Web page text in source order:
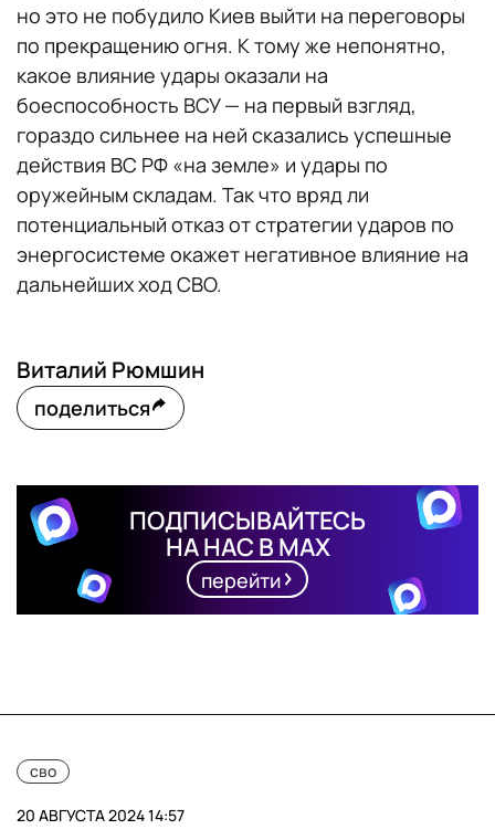
но это не побудило Киев выйти на переговоры
по прекращению огня. К тому же непонятно,
какое влияние удары оказали на
боеспособность ВСУ — на первый взгляд,
гораздо сильнее на ней сказались успешные
действия ВС РФ «на земле» и удары по
оружейным складам. Так что вряд ли
потенциальный отказ от стратегии ударов по
энергосистеме окажет негативное влияние на
дальнейших ход СВО.
Виталий Рюмшин
поделиться
ПОДПИСЫВАЙТЕСЬ
НА НАС В MAX
перейти
сво
20 АВГУСТА 2024 14:57